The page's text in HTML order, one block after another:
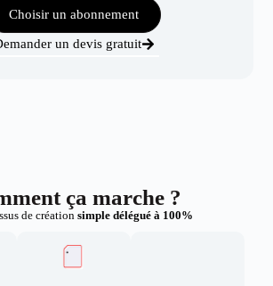
Choisir un abonnement
un devis gratuit
ça marche ?
de création simple délégué à 100%